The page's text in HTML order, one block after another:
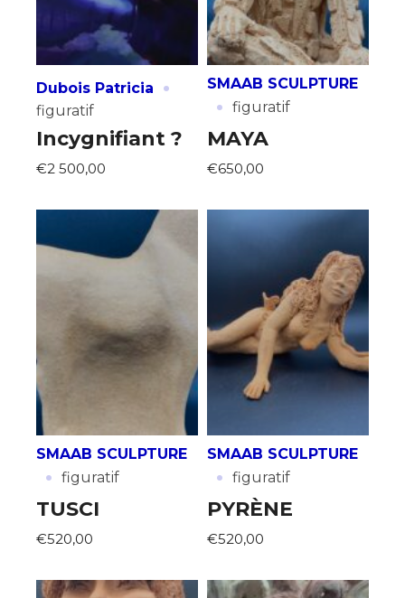
Dubois Patricia ·
figuratif
Incygnifiant ?
€2 500,00
SMAAB SCULPTURE
· figuratif
MAYA
€650,00
SMAAB SCULPTURE
· figuratif
TUSCI
€520,00
SMAAB SCULPTURE
· figuratif
PYRÈNE
€520,00